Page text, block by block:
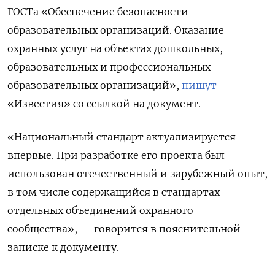
ГОСТа «Обеспечение безопасности
образовательных организаций. Оказание
охранных услуг на объектах дошкольных,
образовательных и профессиональных
образовательных организаций», пишут
«Известия» со ссылкой на документ.
«Национальный стандарт актуализируется
впервые. При разработке его проекта был
использован отечественный и зарубежный опыт,
в том числе содержащийся в стандартах
отдельных объединений охранного
сообщества», — говорится в пояснительной
записке к документу.